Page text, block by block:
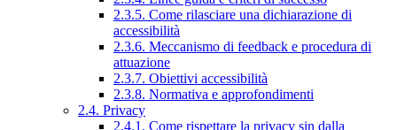
2.3.5. Come rilasciare una dichiarazione di
accessibilità
2.3.6. Meccanismo di feedback e procedura di
attuazione
2.3.7. Obiettivi accessibilità
2.3.8. Normativa e approfondimenti
2.4. Privacy
2.4.1. Come rispettare la privacy sin dalla